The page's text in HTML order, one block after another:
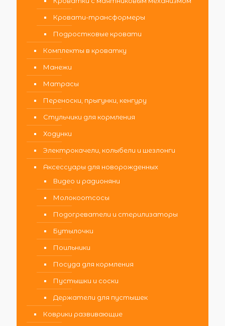
Кровати-трансформеры
Подростковые кровати
Комплекты в кроватку
Манежи
Матрасы
Переноски, прыгунки, кенгуру
Стульчики для кормления
Ходунки
Электрокачели, колыбели и шезлонги
Аксессуары для новорожденных
Видео и радионяни
Молокоотсосы
Подогреватели и стерилизаторы
Бутылочки
Поильники
Посуда для кормления
Пустышки и соски
Держатели для пустышек
Коврики развивающие